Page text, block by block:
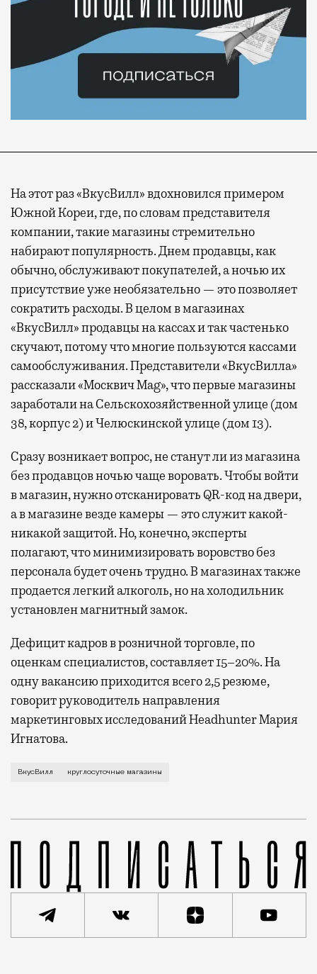
На этот раз «ВкусВилл» вдохновился примером
Южной Кореи, где, по словам представителя
компании, такие магазины стремительно
набирают популярность. Днем продавцы, как
обычно, обслуживают покупателей, а ночью их
присутствие уже необязательно — это позволяет
сократить расходы. В целом в магазинах
«ВкусВилл» продавцы на кассах и так частенько
скучают, потому что многие пользуются кассами
самообслуживания. Представители «ВкусВилла»
рассказали «Москвич Mag», что первые магазины
заработали на Сельскохозяйственной улице (дом
38, корпус 2) и Челюскинской улице (дом 13).
Сразу возникает вопрос, не станут ли из магазина
без продавцов ночью чаще воровать. Чтобы войти
в магазин, нужно отсканировать QR-код на двери,
а в магазине везде камеры — это служит какой-
никакой защитой. Но, конечно, эксперты
полагают, что минимизировать воровство без
персонала будет очень трудно. В магазинах также
продается легкий алкоголь, но на холодильник
установлен магнитный замок.
Дефицит кадров в розничной торговле, по
оценкам специалистов, составляет 15–20%. На
одну вакансию приходится всего 2,5 резюме,
говорит руководитель направления
маркетинговых исследований Headhunter Мария
Игнатова.
Аналитики говорят, что в отрасли сейчас
ВкусВилл круглосуточные магазины